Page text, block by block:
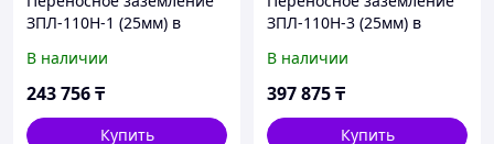
ЗПЛ-110Н-1 (25мм) в
протокол испытания
бесплатно
В наличии
243 756₸
Купить
ЗПЛ-110Н-3 (25мм) в
протокол испытания
бесплатно
В наличии
397 875₸
Купить